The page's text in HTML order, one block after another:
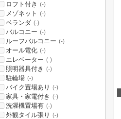
ロフト付き (-)
メゾネット (-)
ベランダ (-)
バルコニー (-)
ルーフバルコニー (-)
オール電化 (-)
エレベーター (-)
照明器具付き (-)
駐輪場 (-)
バイク置場あり (-)
家具・家電付き (-)
洗濯機置場有 (-)
外観タイル張り (-)